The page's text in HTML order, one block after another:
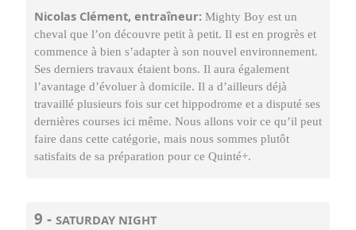
Nicolas Clément, entraîneur: Mighty Boy est un
cheval que l’on découvre petit à petit. Il est en progrès et
commence à bien s’adapter à son nouvel environnement.
Ses derniers travaux étaient bons. Il aura également
l’avantage d’évoluer à domicile. Il a d’ailleurs déjà
travaillé plusieurs fois sur cet hippodrome et a disputé ses
dernières courses ici même. Nous allons voir ce qu’il peut
faire dans cette catégorie, mais nous sommes plutôt
satisfaits de sa préparation pour ce Quinté+.
9 - SATURDAY NIGHT